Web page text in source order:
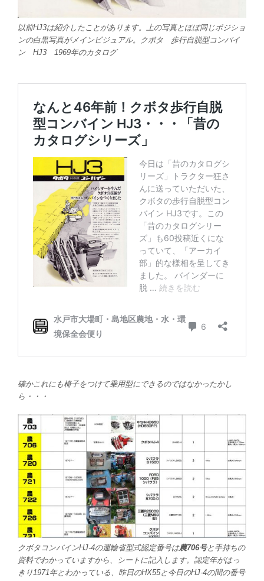
以前HJ3は紹介したことがあります。上の写真とほぼ同じポジショ
ンの白黒写真がメインビジュアル。クボタ 歩行自脱型コンバイ
ン HJ3 1969年のカタログ
確かこれにも椅子をつけて乗用型にできるのではなかったかし
ら・・・
クボタコンバインHJ-4の運輸省型式認定番号は農706号と手持ちの
資料でわかっていますから、シートに記入します。認定年がはっ
きり1971年とわかっている、昨日のHX55と今日のHJ-4の間の番号